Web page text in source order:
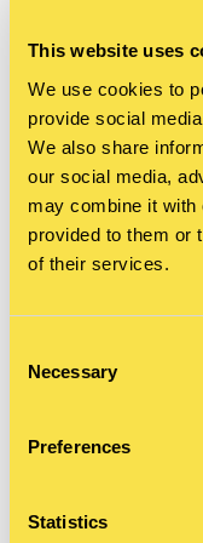
This website uses
We use cookies to
provide social
We also share
our social media,
may combine it with
provided to them or
of their services.
Selection
Necessary
Preferences
Statistics
Für das Beispiel
gelikt.
Wie auf dem
unterringelt die